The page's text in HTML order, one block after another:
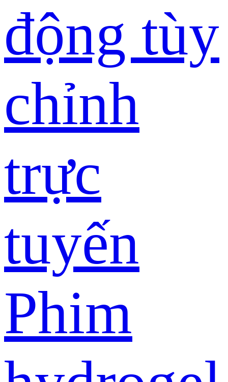
động tùy
chỉnh
trực
tuyến
Phim